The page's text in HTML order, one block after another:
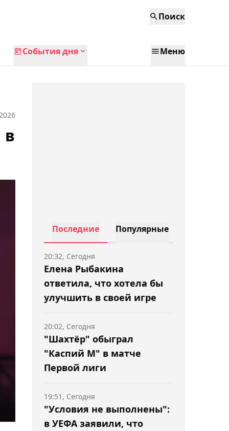
Поиск
События дня Меню
в
Последние Популярные
Елена Рыбакина
ответила, что хотела бы
улучшить в своей игре
20:32, Сегодня
"Шахтёр" обыграл
"Каспий М" в матче
Первой лиги
20:02, Сегодня
"Условия не выполнены":
в УЕФА заявили, что
19:51, Сегодня